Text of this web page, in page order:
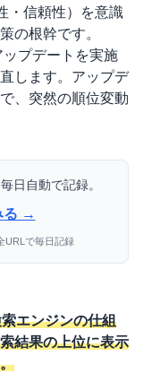
信頼性）
を意識
の根幹です。
プデート を実施
します。アップデ
、突然の順位変動
日自動で記録。
る →
URLで毎日記録
エンジンの仕組
結果の上位に表示